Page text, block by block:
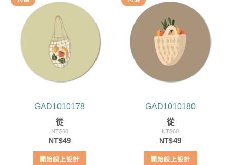
GAD1010178
從
NT$60
原
始
價
NT$49目
前
價
開始線上設計
GAD1010180
從
NT$60
原
始
價
NT$49目
前
價
開始線上設計